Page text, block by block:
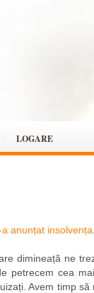
LOGARE
anunțat insolvența
dimineață ne
petrecem cea
Avem timp